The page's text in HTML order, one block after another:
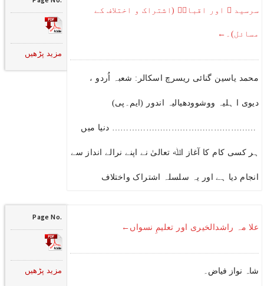
سرسید ؒ اور اقبالؒ (اشتراک و اختلاف کے
مسائل)۔←
محمد یاسین گنائی ریسرچ اسکالر: شعبہ اُردو ،
دیوی ا ہلیہ ووشوودھیالیہ اندور (ایم۔پی)
…………………………………………… دنیا میں
ہر کسی کام کا آغاز اﷲ تعالیٰ نے اپنے نرالے انداز سے
انجام دیا ہے اور یہ سلسلہ اشتراک واختلاف
مزید پڑھیں
علا مہ راشدالخیری اور تعلیمِ نسواں←
شاہ نواز فیاض۔
Page No.
مزید پڑھیں